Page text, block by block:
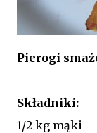
Pierogi
Składniki:
1/2 kg mąki